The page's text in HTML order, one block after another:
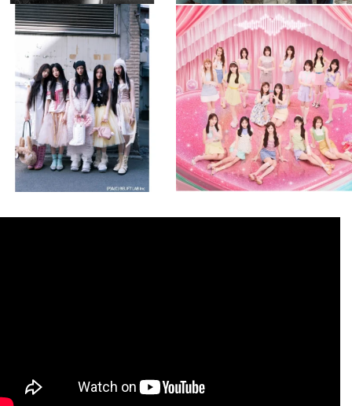
musicjapantv
💡8月特番放送決定！
8月 4
2 0
musicjapantv
💡8月特番放送決定！
...
8月 4
2 0